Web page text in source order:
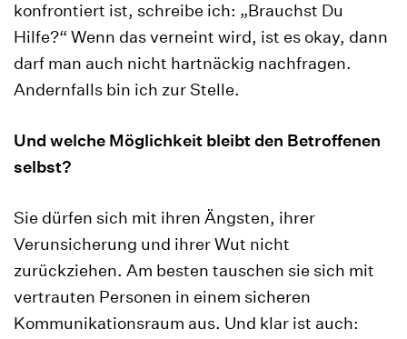
konfrontiert ist, schreibe ich: „Brauchst Du
Hilfe?“ Wenn das verneint wird, ist es okay, dann
darf man auch nicht hartnäckig nachfragen.
Andernfalls bin ich zur Stelle.
Und welche Möglichkeit bleibt den Betroffenen
selbst?
Sie dürfen sich mit ihren Ängsten, ihrer
Verunsicherung und ihrer Wut nicht
zurückziehen. Am besten tauschen sie sich mit
vertrauten Personen in einem sicheren
Kommunikationsraum aus. Und klar ist auch: